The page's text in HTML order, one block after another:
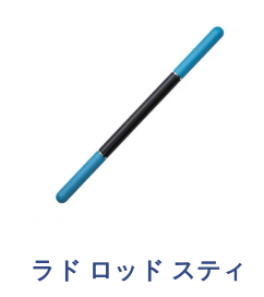
ラド ロッド スティ